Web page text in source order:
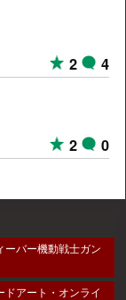
2 4
2 0
ーバー機動戦士ガン
ドアート・オンライ